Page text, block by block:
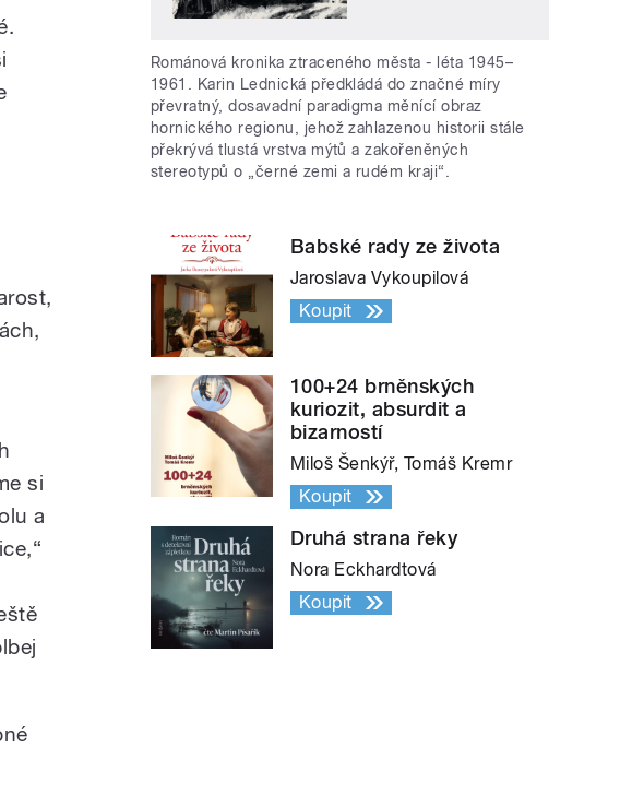
si
a
Románová kronika ztraceného města - léta 1945–
1961. Karin Lednická předkládá do značné míry
převratný, dosavadní paradigma měnící obraz
hornického regionu, jehož zahlazenou historii stále
překrývá tlustá vrstva mýtů a zakořeněných
stereotypů o „černé zemi a rudém kraji“.
Babské rady ze života
Jaroslava Vykoupilová
Koupit
100+24 brněnských
kuriozit, absurdit a
bizarností
Miloš Šenkýř, Tomáš Kremr
Koupit
Druhá strana řeky
Nora Eckhardtová
Koupit